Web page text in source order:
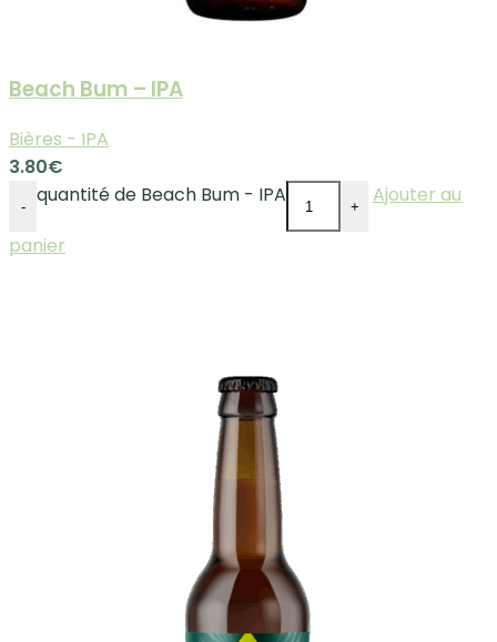
Beach Bum – IPA
Bières - IPA
3.80€
- quantité de Beach Bum - IPA +
Ajouter au
panier